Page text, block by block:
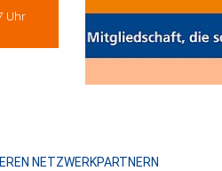
Uhr
NETZWERKPARTNERN